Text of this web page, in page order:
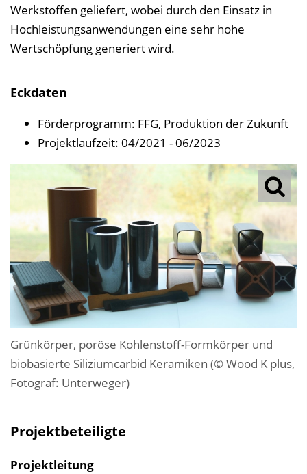
Werkstoffen geliefert, wobei durch den Einsatz in
Hochleistungsanwendungen eine sehr hohe
Wertschöpfung generiert wird.
Eckdaten
Förderprogramm: FFG, Produktion der Zukunft
Projektlaufzeit: 04/2021 - 06/2023
Grünkörper, poröse Kohlenstoff-Formkörper und
biobasierte Siliziumcarbid Keramiken (© Wood K plus,
Fotograf: Unterweger)
Projektbeteiligte
Projektleitung